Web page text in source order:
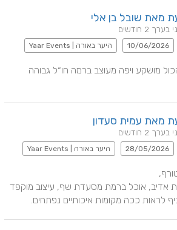
מאת שובל בן אלי
2 חודשים
10/06/2026 היער באורה | Yaar Events
מאת עמית סעדון
2 חודשים
28/05/2026 היער באורה | Yaar Events
לראות ככה מקומות איכותיים נפתחים.